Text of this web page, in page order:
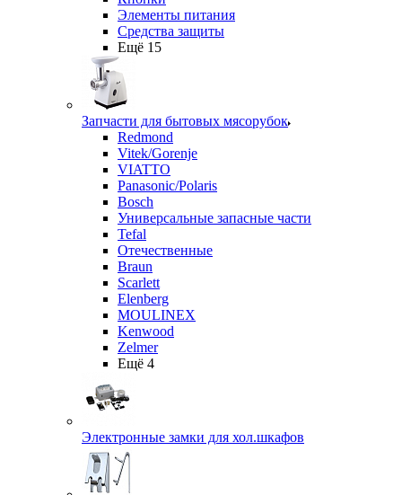
Элементы питания
Средства защиты
Ещё 15
Запчасти для бытовых мясорубок
Redmond
Vitek/Gorenje
VIATTO
Panasonic/Polaris
Bosch
Универсальные запасные части
Tefal
Отечественные
Braun
Scarlett
Elenberg
MOULINEX
Kenwood
Zelmer
Ещё 4
Электронные замки для хол.шкафов